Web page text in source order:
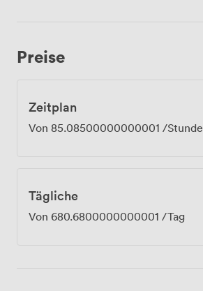
Preise
Zeitplan
Von 85.08500000000001 /Stunde
Tägliche
Von 680.6800000000001 /Tag